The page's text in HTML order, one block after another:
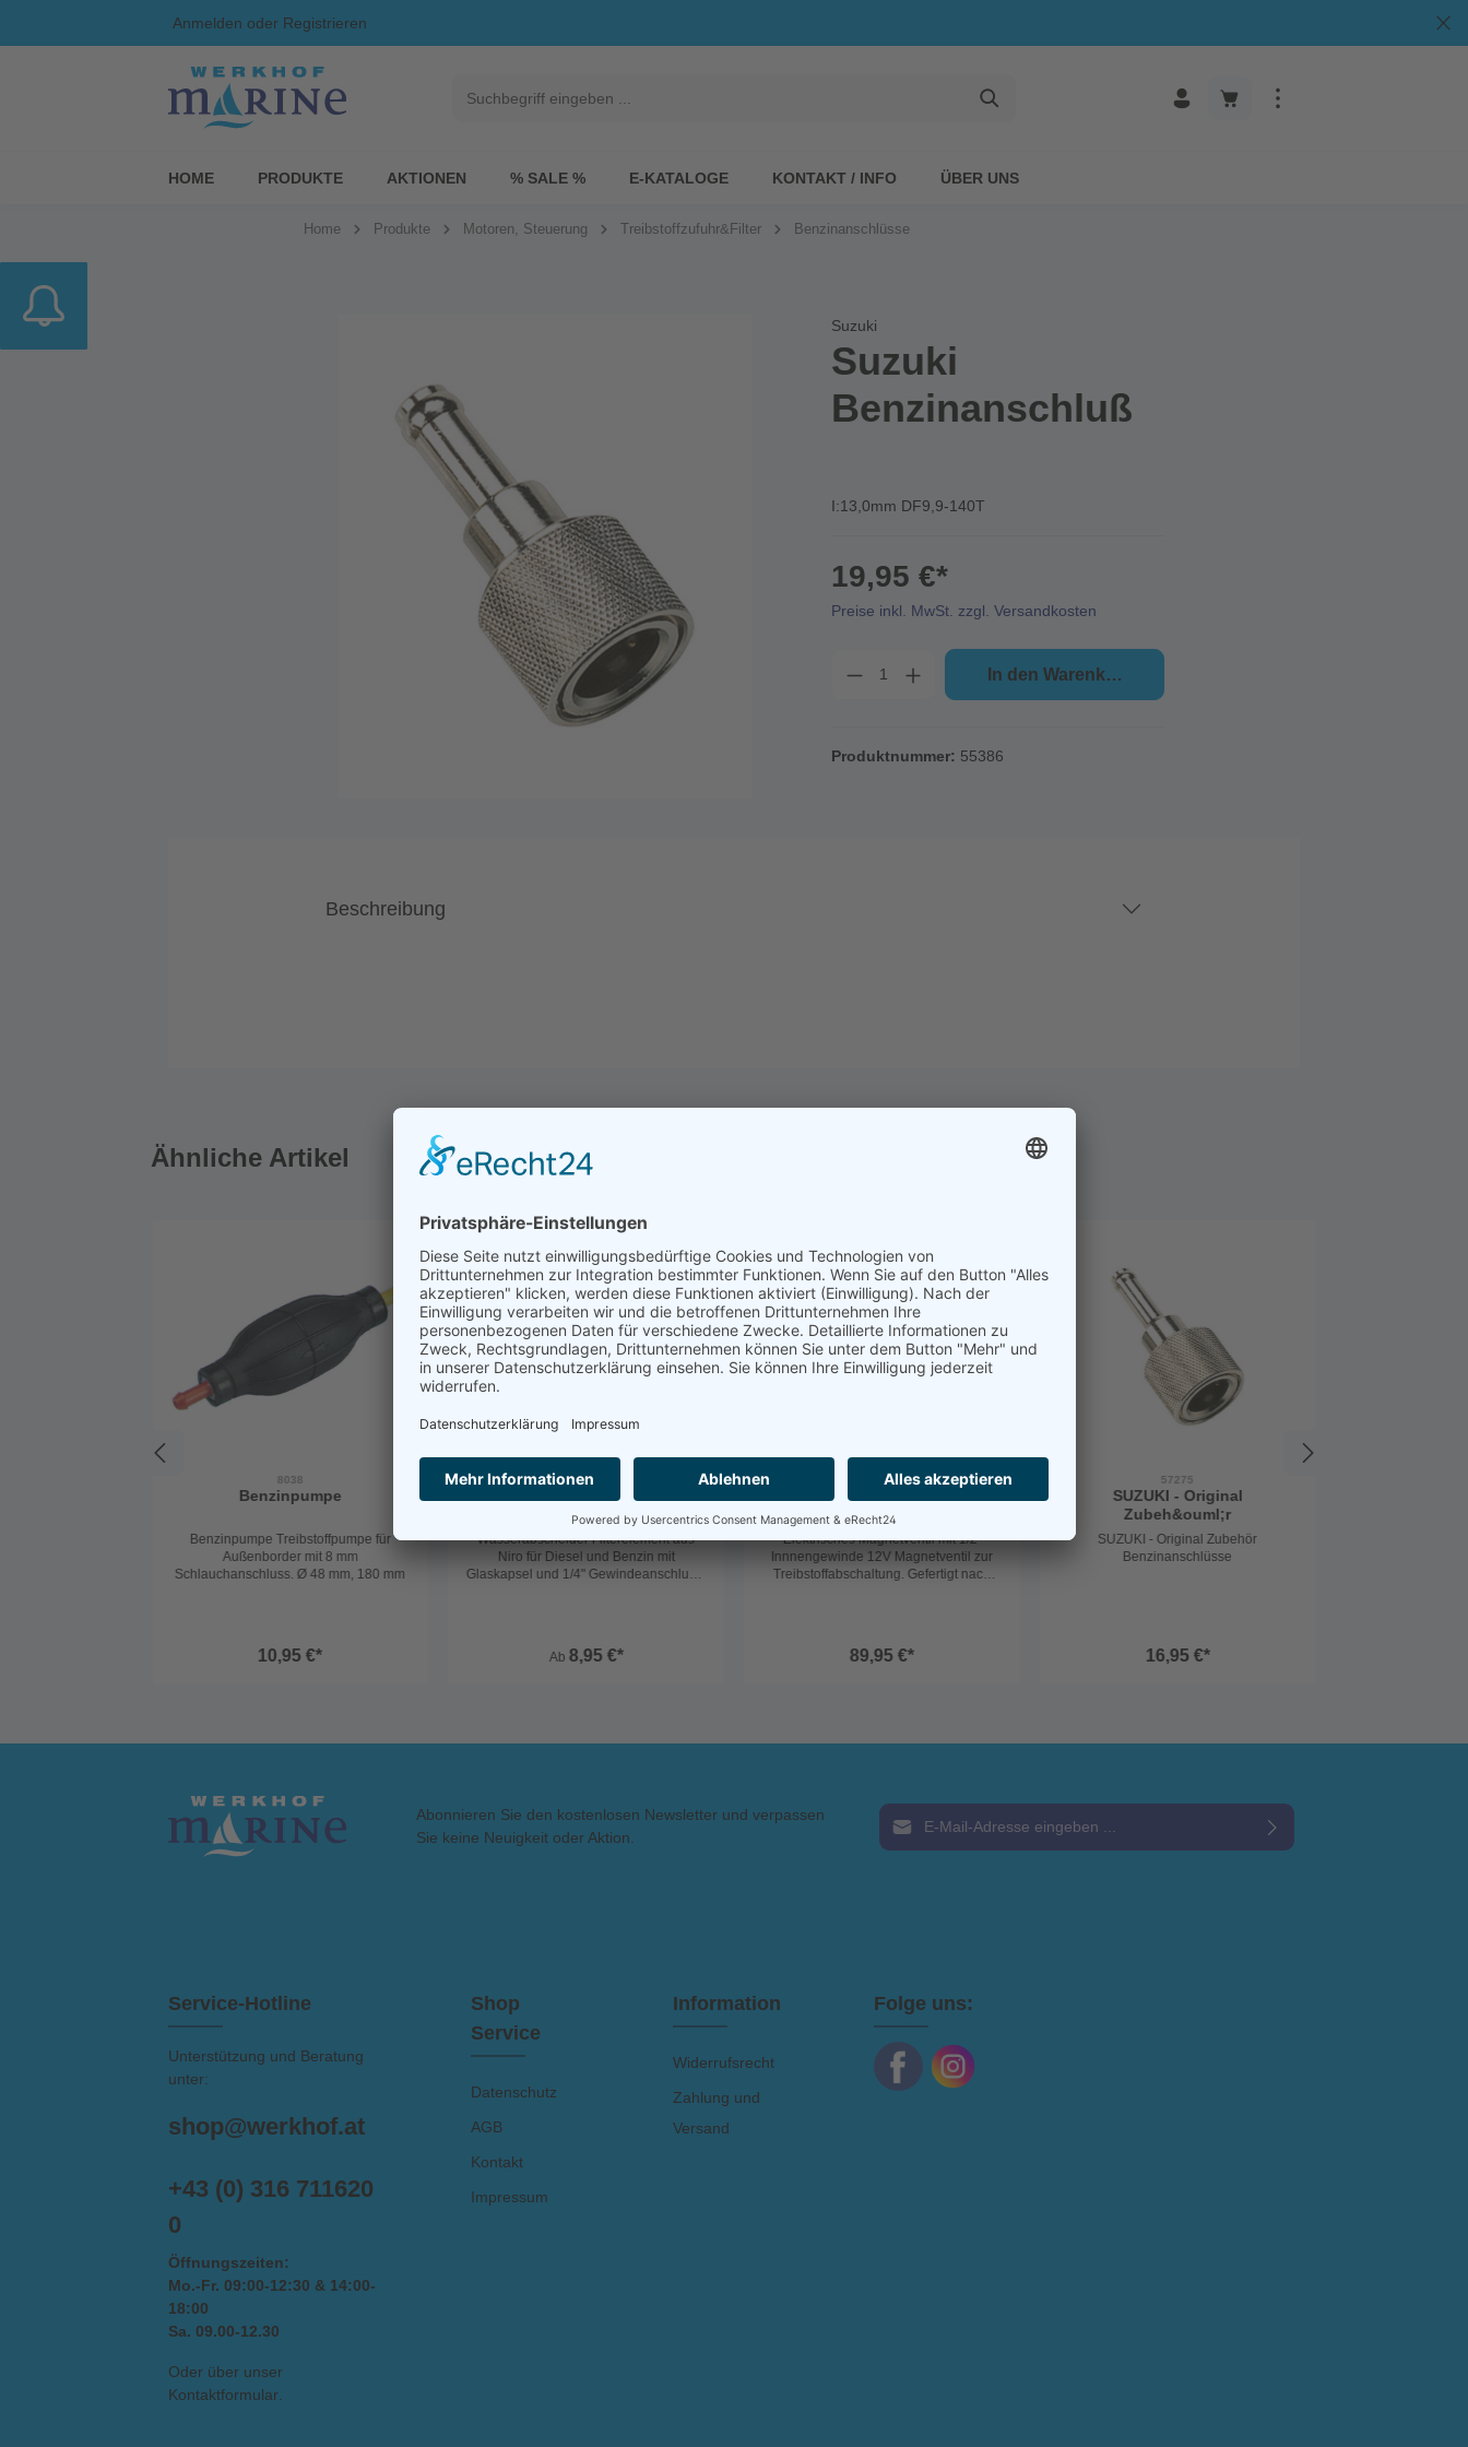
Anmelden oder Registrieren
HOME PRODUKTE AKTIONEN % SALE % E-KATALOGE KONTAKT / INFO ÜBER UNS
Home Produkte Motoren, Steuerung Treibstoffzufuhr&Filter Benzinanschlüsse
Suzuki
Suzuki
Benzinanschluß
I:13,0mm DF9,9-140T
19,95 €*
Preise inkl. MwSt. zzgl. Versandkosten
In den Warenkorb
Produktnummer: 55386
Beschreibung
Ähnliche Artikel
8038
Benzinpumpe
Benzinpumpe Treibstoffpumpe für
Außenborder mit 8 mm
Schlauchanschluss. Ø 48 mm, 180 mm
10,95 €*
12801M
Wasserabscheider
Wasserabscheider Filterelement aus
Niro für Diesel und Benzin mit
Glaskapsel und 1/4" Gewindeanschluss.
Ab 8,95 €*
41554
Elektrisches Magnetventil mit
1/2" Innnengewinde 12V
Elektrisches Magnetventil mit 1/2"
Innnengewinde 12V Magnetventil zur
Treibstoffabschaltung. Gefertigt nach
89,95 €*
57275
SUZUKI - Original
Zubeh&ouml;r
SUZUKI - Original Zubehör
Benzinanschlüsse
16,95 €*
Abonnieren Sie den kostenlosen Newsletter und verpassen
Sie keine Neuigkeit oder Aktion.
E-Mail-Adresse*
Folge uns:
Service-Hotline
Unterstützung und Beratung
unter:
shop@werkhof.at
+43 (0) 316 711620
0
Öffnungszeiten:
Mo.-Fr. 09:00-12:30 & 14:00-
18:00
Sa. 09.00-12.30
Oder über unser
Kontaktformular.
Shop
Service
Datenschutz
AGB
Kontakt
Impressum
Information
Widerrufsrecht
Zahlung und
Versand